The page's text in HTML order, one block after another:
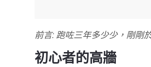
前言: 跑咗三年多少少，剛剛
初心者的高牆